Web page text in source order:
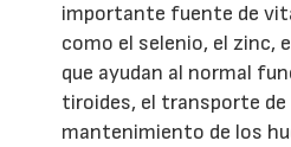
importante fuente de
como el selenio, el zinc,
que ayudan al normal
tiroides, el transporte de
mantenimiento de los